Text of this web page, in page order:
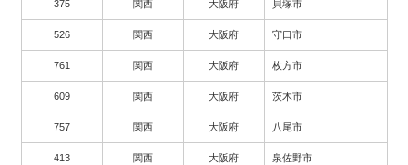
375 関西 大阪府 貝塚市
526 関西 大阪府 守口市
761 関西 大阪府 枚方市
609 関西 大阪府 茨木市
757 関西 大阪府 八尾市
413 関西 大阪府 泉佐野市